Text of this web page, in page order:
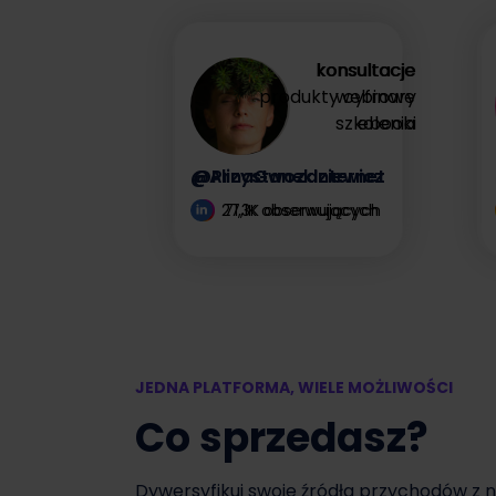
zysk
Zyskaj
konsultacje
webinary
ebooki
@PrzystanekInternet
71,3K obserwujących
konsultacje
produkty cyfrowe
szkolenia
@AlinaGwozdziewicz
27,1K obserwujących
JEDNA PLATFORMA, WIELE MOŻLIWOŚCI
Co sprzedasz?